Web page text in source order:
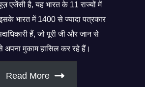
एजेंसी है, यह भारत के 11 राज्यों में
भारत में 1400 से ज्यादा पत्रकार
हैं, जो पूरी जी और जान से
अपना मुकाम हासिल कर रहे हैं।
Read More